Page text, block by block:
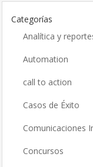
Categorías
Analítica y
Automation
call to action
Casos de Éxito
Comunicaciones
Concursos